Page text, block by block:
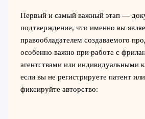
Первый и самый важный этап —
подтверждение, что именно вы
правообладателем создаваемого
особенно важно при работе с
агентствами или индивидуальными
если вы не регистрируете патент
фиксируйте авторство: